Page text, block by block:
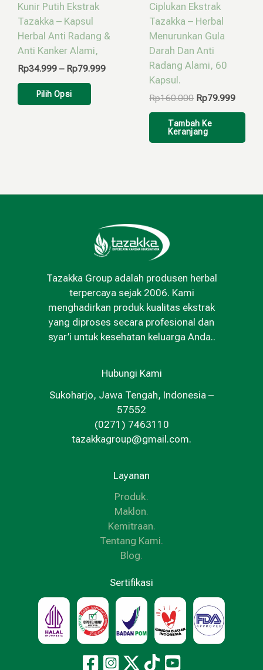
Kunir Putih Ekstrak
Tazakka – Kapsul
Herbal Anti Radang &
Anti Kanker Alami,
Rp34.999 – Rp79.999
Pilih Opsi
halaman
produk
Ciplukan Ekstrak
Tazakka – Herbal
Menurunkan Gula
Darah Dan Anti
Radang Alami, 60
Kapsul.
Rp160.000 Rp79.999
Tambah Ke
Keranjang
Tazakka Group adalah produsen herbal
terpercaya sejak 2006. Kami
menghadirkan produk kualitas ekstrak
yang diproses secara profesional dan
syar’i untuk kesehatan keluarga Anda..
Hubungi Kami
Sukoharjo, Jawa Tengah, Indonesia –
57552
(0271) 7463110
tazakkagroup@gmail.com.
Layanan
Produk.
Maklon.
Kemitraan.
Tentang Kami.
Blog.
Sertifikasi